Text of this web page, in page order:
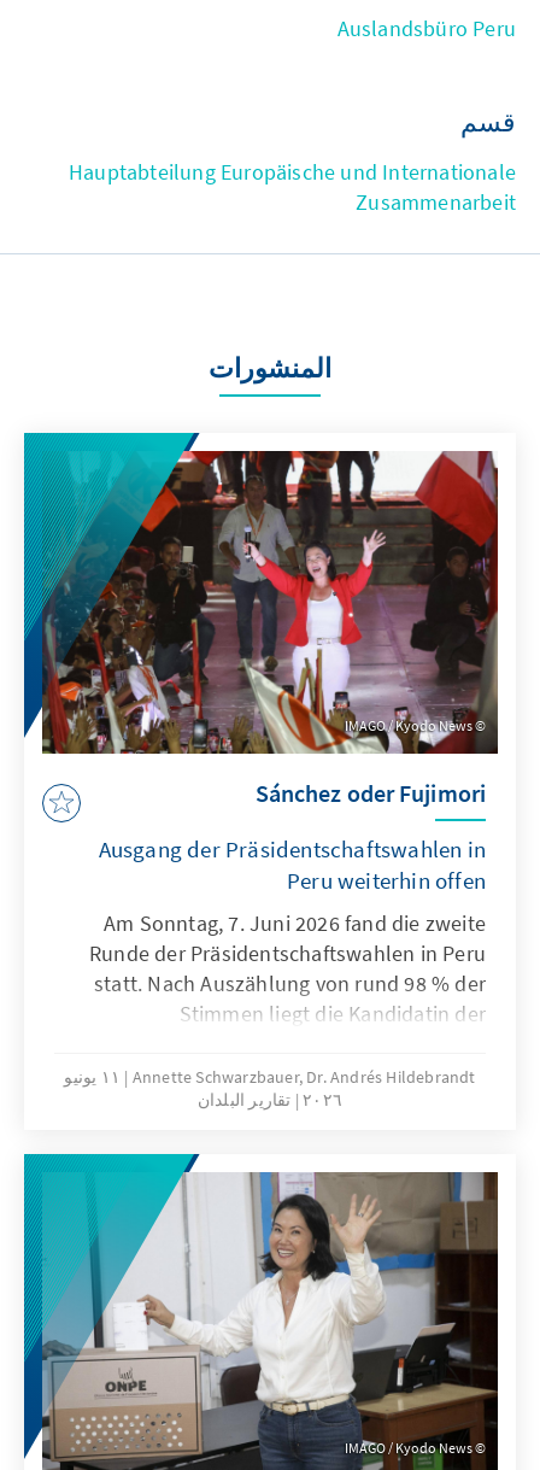
Auslandsbüro Peru
قسم
Hauptabteilung Europäische und Internationale
Zusammenarbeit
المنشورات
IMAGO / Kyodo News
Sánchez oder Fujimori
Ausgang der Präsidentschaftswahlen in
Peru weiterhin offen
Am Sonntag, 7. Juni 2026 fand die zweite
Runde der Präsidentschaftswahlen in Peru
statt. Nach Auszählung von rund 98 % der
Stimmen liegt die Kandidatin der
Keiko Fujimori minimal über und Roberto
Sánchez, Kandidat der linken Partei Juntos
% der Stimmen. Dies bedeutet derzeit eine
Pattsituation, in der jeglicher Wahlsieger
weiterhin möglich ist. Die Außenpolitik der
selbstbewussten Mittelmacht Peru, die auf
gute Beziehungen zum internationalen
Umfeld bedacht ist, folgt traditionell
langfristigen Linien. Dies wird sich
voraussichtlich unter der neuen Regierung,
gleich welcher Couleur, fortsetzen.
Annette Schwarzbauer, Dr. Andrés Hildebrandt
١١ يونيو
٢٠٢٦ تقارير البلدان
IMAGO / Kyodo News